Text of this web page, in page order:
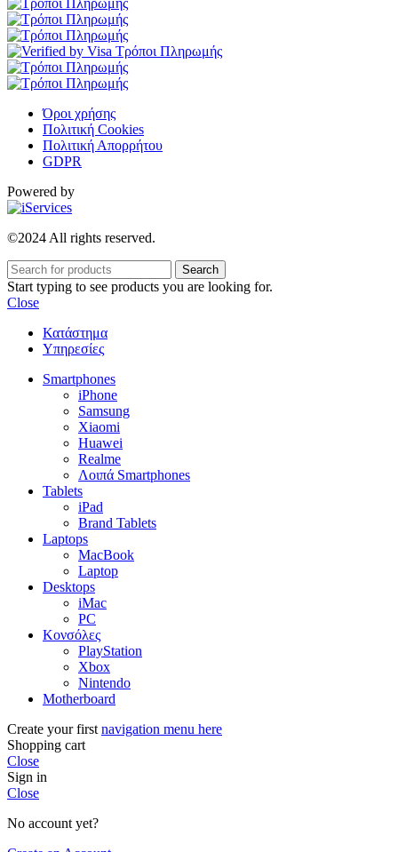
Όροι χρήσης
Πολιτική Cookies
Πολιτική Απορρήτου
GDPR
Powered by
©2024 All rights reserved.
Search
Start typing to see products you are looking for.
Close
Κατάστημα
Υπηρεσίες
Smartphones
iPhone
Samsung
Xiaomi
Huawei
Realme
Λοιπά Smartphones
Tablets
iPad
Brand Tablets
Laptops
MacBook
Laptop
Desktops
iMac
PC
Κονσόλες
PlayStation
Xbox
Nintendo
Motherboard
Create your first navigation menu here
Shopping cart
Close
Sign in
Close
No account yet?